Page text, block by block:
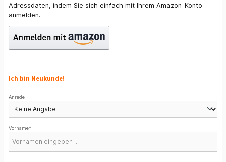
Adressdaten, indem Sie sich einfach mit Ihrem Amazon-Konto
anmelden.
Ich bin Neukunde!
Persönliche Informationen
Anrede
Vorname*